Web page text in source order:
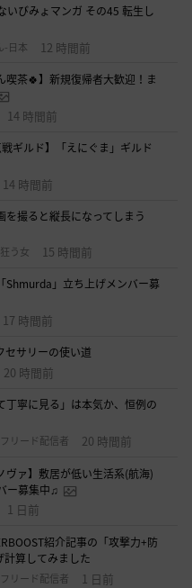
いびみょマンガ その45 転生し
-日本 12 時間前
喫茶🍀】新規復帰者大歓迎！ま
14 時間前
戦ギルド】「えにぐま」ギルド
14 時間前
を撮ると縦長になってしまう
う女 15 時間前
」立ち上げメンバー募
17 時間前
セサリーの使い道
20 時間前
丁寧に見る」は本気か、恒例の
リード配信者 20 時間前
ヴァ】敷居が低い生活系(航海)
ー募集中♫
1 日前
紹介記事の「攻撃力+防
算してみました
リード配信者 1 日前